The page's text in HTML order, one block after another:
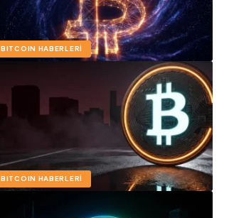
BITCOIN HABERLERI
BITCOIN HABERLERI